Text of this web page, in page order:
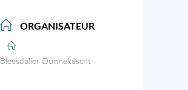
ORGANISATEUR
Bleesdaller Dunnekëscht